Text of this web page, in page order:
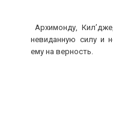
Архимонду,
невиданную силу и
ему на верность.